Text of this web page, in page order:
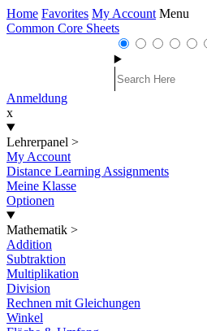
Home Favorites My Account Menu
Common Core Sheets
Anmeldung
x
Lehrerpanel >
My Account
Distance Learning Assignments
Meine Klasse
Optionen
Mathematik >
Addition
Subtraktion
Multiplikation
Division
Rechnen mit Gleichungen
Winkel